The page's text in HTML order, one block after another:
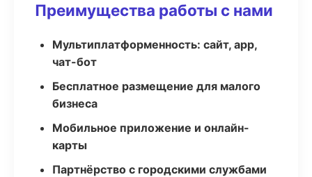
Преимущества работы с нами
Мультиплатформенность: сайт, app,
чат-бот
Бесплатное размещение для малого
бизнеса
Мобильное приложение и онлайн-
карты
Партнёрство с городскими службами